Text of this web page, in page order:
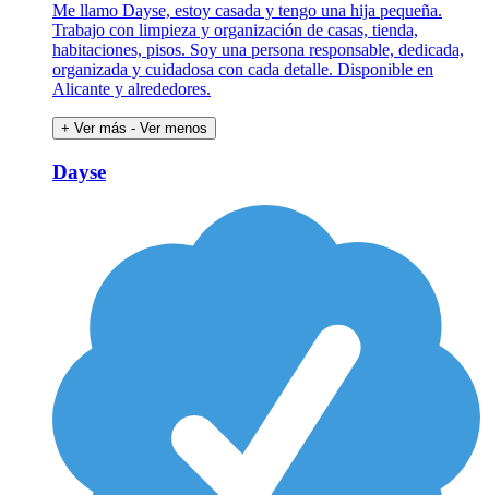
Me llamo Dayse, estoy casada y tengo una hija pequeña.
Trabajo con limpieza y organización de casas, tienda,
habitaciones, pisos. Soy una persona responsable, dedicada,
organizada y cuidadosa con cada detalle. Disponible en
Alicante y alrededores.
+ Ver más - Ver menos
Dayse